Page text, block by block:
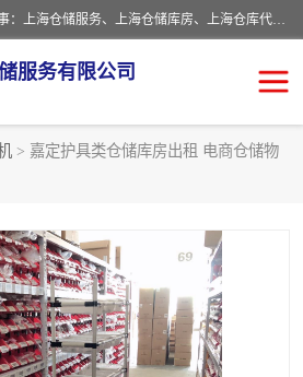
上海星力仓储服务有限公司从事：上海仓储服务、上海仓储库房、上海仓库代运营、上海仓库对外出租、上海仓库外包、上海三方仓储、上海电商仓储代发、上海电商代发货仓库、上海托管仓库、上海仓储配送。上海星力仓储服务有限公司现在拥有100个分仓、10万余平方的标准库房，精炼员工几百名，与几千家客户合作，公司已跻身上海仓储行业前列。欢迎来电咨询！
服务有限公司
> 嘉定护具类仓储库房出租 电商仓储物
上海仓库外包
上海托管仓库
上海仓储服务